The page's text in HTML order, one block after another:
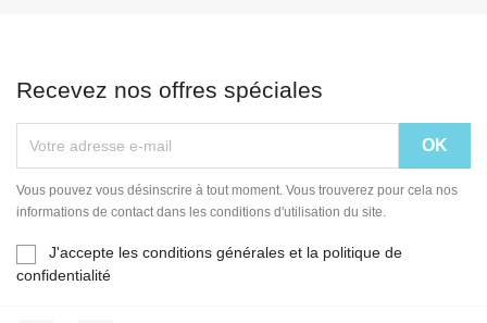
Recevez nos offres spéciales
Vous pouvez vous désinscrire à tout moment. Vous trouverez pour cela nos
informations de contact dans les conditions d'utilisation du site.
J'accepte les conditions générales et la politique de
confidentialité